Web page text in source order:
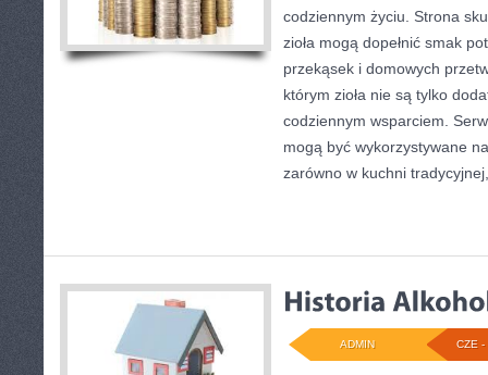
codziennym życiu. Strona
zioła mogą dopełnić smak
przekąsek i domowych
którym zioła nie są tylko
codziennym wsparciem.
mogą być wykorzystywane
zarówno w kuchni
CZE -
ADMIN